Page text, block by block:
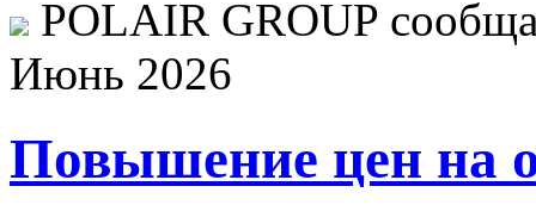
POLAIR GROUP
Июнь 2026
Повышение цен на